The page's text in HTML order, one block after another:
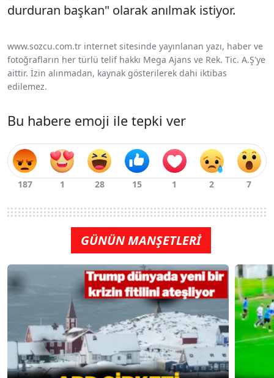
durduran başkan" olarak anılmak istiyor.
www.sozcu.com.tr internet sitesinde yayınlanan yazı, haber ve
fotoğrafların her türlü telif hakkı Mega Ajans ve Rek. Tic. A.Ş'ye
aittir. İzin alınmadan, kaynak gösterilerek dahi iktibas
edilemez.
Bu habere emoji ile tepki ver
GÜNÜN MANŞETLERİ